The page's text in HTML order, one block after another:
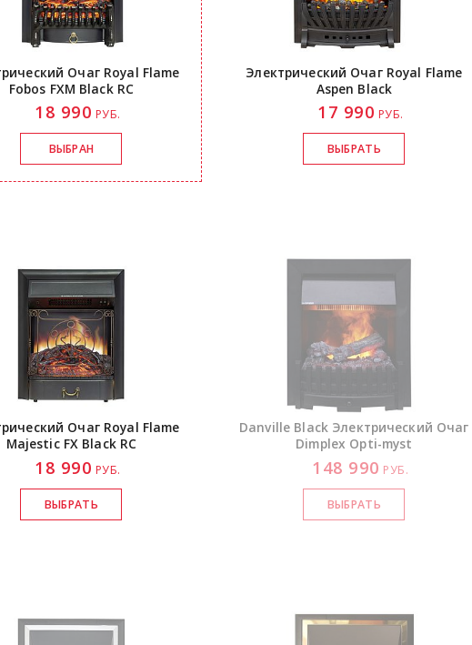
Очаг Royal Flame
Fobos FXM Black RC
18 990 РУБ.
Электрический Очаг Royal Flame
Aspen Black
17 990 РУБ.
Очаг Royal Flame
Majestic FX Black RC
18 990 РУБ.
Danville Black Электрический Очаг
Dimplex Opti-myst
148 990 РУБ.